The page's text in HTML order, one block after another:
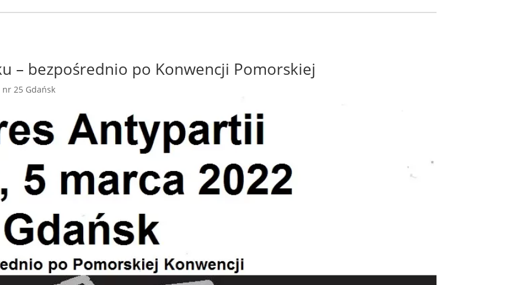
– bezpośrednio po Konwencji Pomorskiej
nr 25 Gdańsk